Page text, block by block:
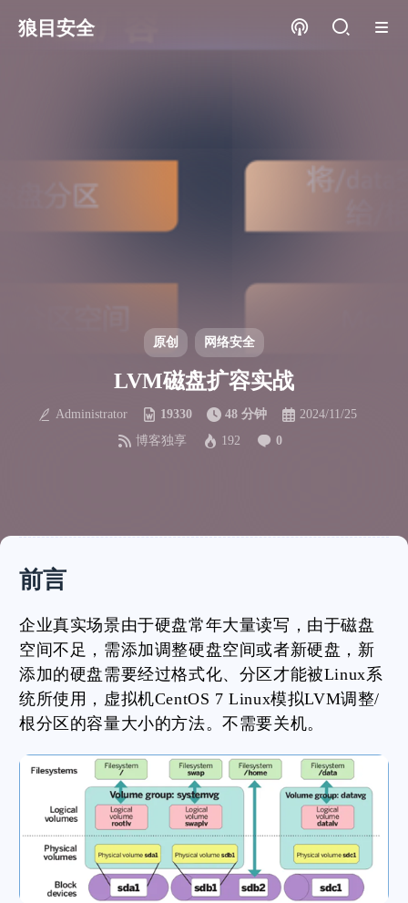
狼目安全
原创 网络安全
LVM磁盘扩容实战
Administrator 19330 48 分钟
2024/11/25
博客独享
192 0
前言
企业真实场景由于硬盘常年大量读写，由于磁盘
空间不足，需添加调整硬盘空间或者新硬盘，新
添加的硬盘需要经过格式化、分区才能被Linux系
统所使用，虚拟机CentOS 7 Linux模拟LVM调整/
根分区的容量大小的方法。不需要关机。